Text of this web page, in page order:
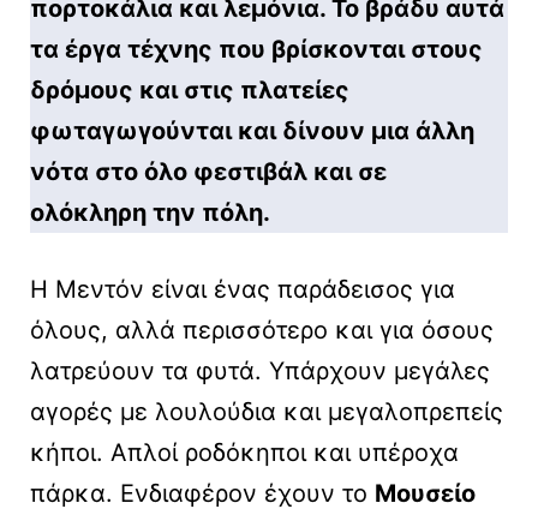
πορτοκάλια και λεμόνια. Το βράδυ αυτά
τα έργα τέχνης που βρίσκονται στους
δρόμους και στις πλατείες
φωταγωγούνται και δίνουν μια άλλη
νότα στο όλο φεστιβάλ και σε
ολόκληρη την πόλη.
Η Μεντόν είναι ένας παράδεισος για
όλους, αλλά περισσότερο και για όσους
λατρεύουν τα φυτά. Υπάρχουν μεγάλες
αγορές με λουλούδια και μεγαλοπρεπείς
κήποι. Απλοί ροδόκηποι και υπέροχα
πάρκα. Ενδιαφέρον έχουν το Μουσείο